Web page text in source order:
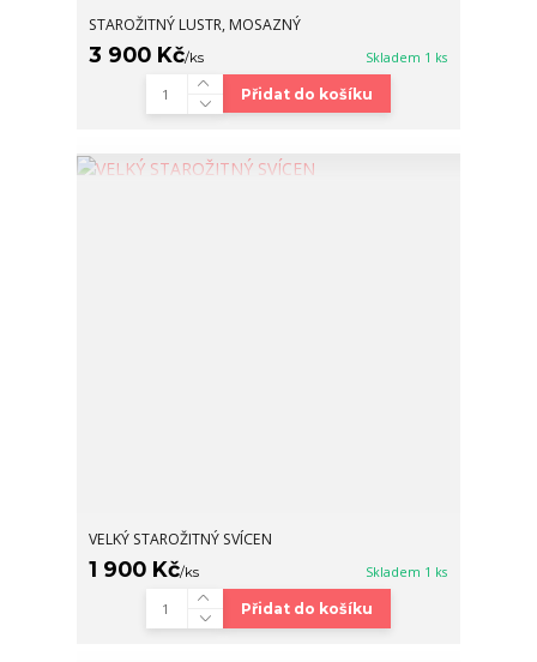
STAROŽITNÝ LUSTR, MOSAZNÝ
3 900 Kč/ks Skladem 1 ks
Přidat do košíku
VELKÝ STAROŽITNÝ SVÍCEN
1 900 Kč/ks Skladem 1 ks
Přidat do košíku